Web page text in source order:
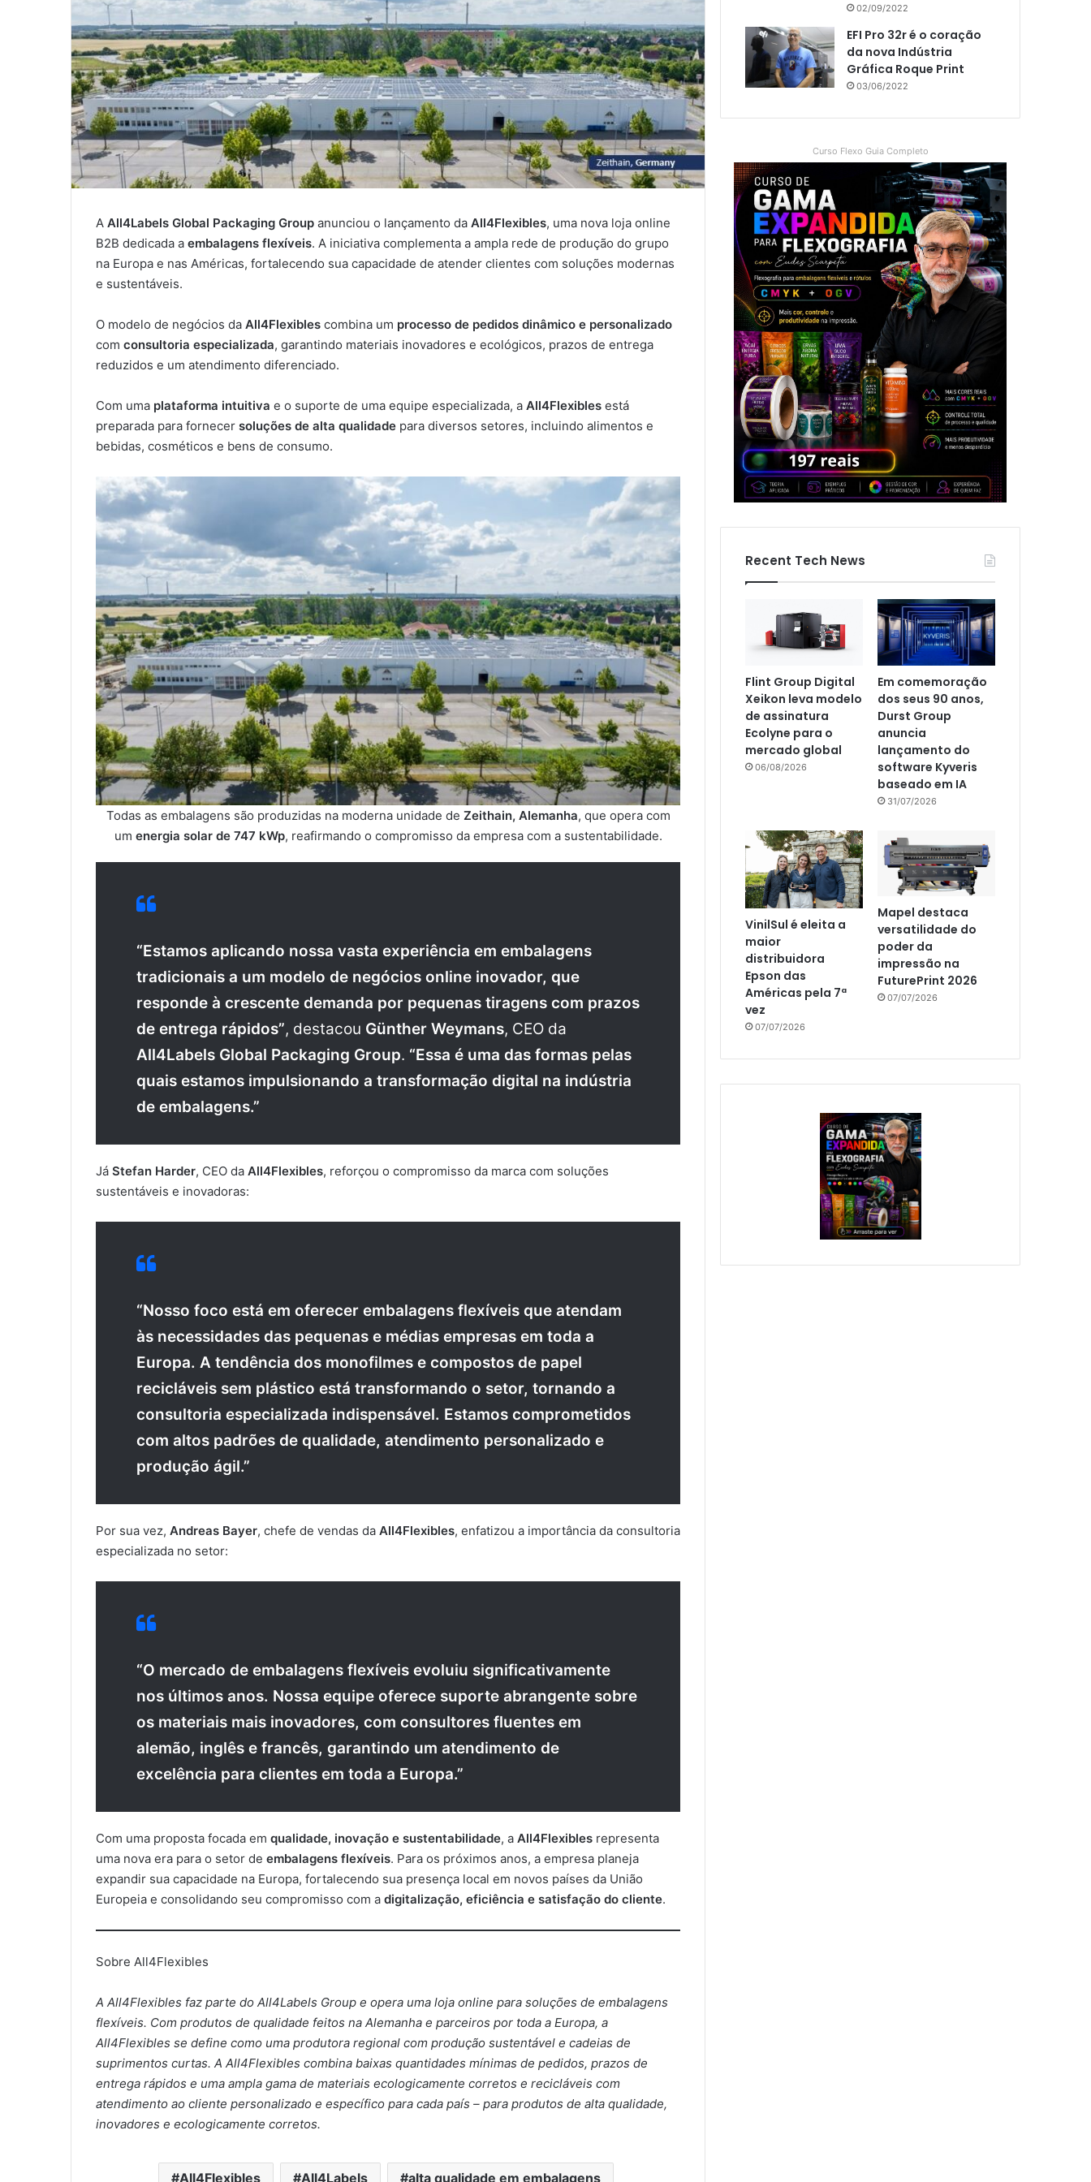
A All4Labels Global Packaging Group anunciou o lançamento da All4Flexibles, uma nova loja online
B2B dedicada a embalagens flexíveis. A iniciativa complementa a ampla rede de produção do grupo
na Europa e nas Américas, fortalecendo sua capacidade de atender clientes com soluções modernas
e sustentáveis.
O modelo de negócios da All4Flexibles combina um processo de pedidos dinâmico e personalizado
com consultoria especializada, garantindo materiais inovadores e ecológicos, prazos de entrega
reduzidos e um atendimento diferenciado.
Com uma plataforma intuitiva e o suporte de uma equipe especializada, a All4Flexibles está
preparada para fornecer soluções de alta qualidade para diversos setores, incluindo alimentos e
bebidas, cosméticos e bens de consumo.
Todas as embalagens são produzidas na moderna unidade de Zeithain, Alemanha, que opera com
um energia solar de 747 kWp, reafirmando o compromisso da empresa com a sustentabilidade.
“Estamos aplicando nossa vasta experiência em embalagens
tradicionais a um modelo de negócios online inovador, que
responde à crescente demanda por pequenas tiragens com prazos
de entrega rápidos”, destacou Günther Weymans, CEO da
All4Labels Global Packaging Group. “Essa é uma das formas pelas
quais estamos impulsionando a transformação digital na indústria
de embalagens.”
Já Stefan Harder, CEO da All4Flexibles, reforçou o compromisso da marca com soluções
sustentáveis e inovadoras:
“Nosso foco está em oferecer embalagens flexíveis que atendam
às necessidades das pequenas e médias empresas em toda a
Europa. A tendência dos monofilmes e compostos de papel
recicláveis sem plástico está transformando o setor, tornando a
consultoria especializada indispensável. Estamos comprometidos
com altos padrões de qualidade, atendimento personalizado e
produção ágil.”
Por sua vez, Andreas Bayer, chefe de vendas da All4Flexibles, enfatizou a importância da consultoria
especializada no setor:
“O mercado de embalagens flexíveis evoluiu significativamente
nos últimos anos. Nossa equipe oferece suporte abrangente sobre
os materiais mais inovadores, com consultores fluentes em
alemão, inglês e francês, garantindo um atendimento de
excelência para clientes em toda a Europa.”
Com uma proposta focada em qualidade, inovação e sustentabilidade, a All4Flexibles representa
uma nova era para o setor de embalagens flexíveis. Para os próximos anos, a empresa planeja
expandir sua capacidade na Europa, fortalecendo sua presença local em novos países da União
Europeia e consolidando seu compromisso com a digitalização, eficiência e satisfação do cliente.
Sobre All4Flexibles
A All4Flexibles faz parte do All4Labels Group e opera uma loja online para soluções de embalagens
flexíveis. Com produtos de qualidade feitos na Alemanha e parceiros por toda a Europa, a
All4Flexibles se define como uma produtora regional com produção sustentável e cadeias de
suprimentos curtas. A All4Flexibles combina baixas quantidades mínimas de pedidos, prazos de
entrega rápidos e uma ampla gama de materiais ecologicamente corretos e recicláveis ​​com
atendimento ao cliente personalizado e específico para cada país – para produtos de alta qualidade,
inovadores e ecologicamente corretos.
All4Flexibles All4Labels alta qualidade em embalagens
02/09/2022
EFI Pro 32r é o coração
da nova Indústria
Gráfica Roque Print
03/06/2022
Curso Flexo Guia Completo
Recent Tech News
Flint Group Digital
Xeikon leva modelo
de assinatura
Ecolyne para o
mercado global
06/08/2026
Em comemoração
dos seus 90 anos,
Durst Group
anuncia
lançamento do
software Kyveris
baseado em IA
31/07/2026
VinilSul é eleita a
maior
distribuidora
Epson das
Américas pela 7ª
vez
07/07/2026
Mapel destaca
versatilidade do
poder da
impressão na
FuturePrint 2026
07/07/2026